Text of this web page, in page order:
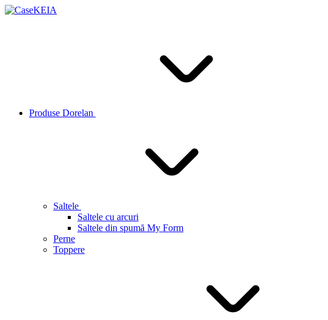
Produse Dorelan
Saltele
Saltele cu arcuri
Saltele din spumă My Form
Perne
Toppere